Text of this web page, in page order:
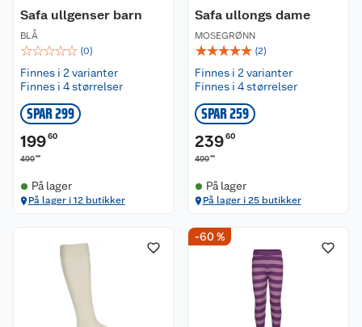
Safa ullgenser barn
BLÅ
☆☆☆☆☆ (0)
Finnes i 2 varianter
Finnes i 4 størrelser
SPAR 299
19960
49900
På lager
På lager i 12 butikker
Safa ullongs dame
MOSEGRØNN
☆☆☆☆☆ (2)
Finnes i 2 varianter
Finnes i 4 størrelser
SPAR 259
23960
49900
På lager
På lager i 25 butikker
-60 %